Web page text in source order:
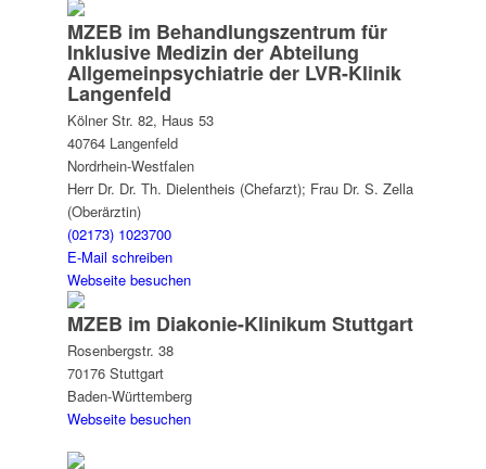
MZEB im Behandlungszentrum für
Inklusive Medizin der Abteilung
Allgemeinpsychiatrie der LVR-Klinik
Langenfeld
Kölner Str. 82, Haus 53
40764 Langenfeld
Nordrhein-Westfalen
Herr Dr. Dr. Th. Dielentheis (Chefarzt); Frau Dr. S. Zella
(Oberärztin)
(02173) 1023700
E-Mail schreiben
Webseite besuchen
MZEB im Diakonie-Klinikum Stuttgart
Rosenbergstr. 38
70176 Stuttgart
Baden-Württemberg
Webseite besuchen